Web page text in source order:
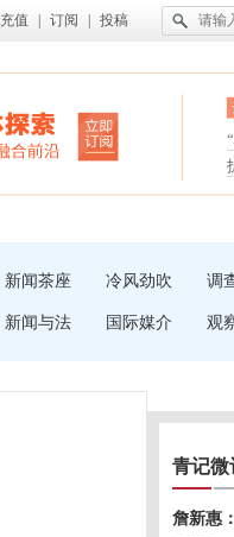
充值 订阅 投稿
新闻茶座 冷风劲吹 调
新闻与法 国际媒介 观
青记微
詹新惠